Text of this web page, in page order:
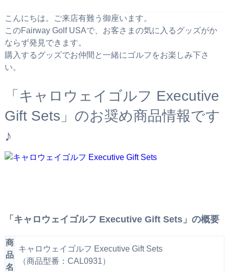
こんにちは。ご来店有難う御座います。
このFairway Golf USAで、お客さまの気に入るグッズがか
ならず発見できます。
購入するグッズでお仲間と一緒にゴルフをお楽しみ下さ
い。
「キャロウェイゴルフ Executive
Gift Sets」のお奨め商品情報です
♪
「キャロウェイゴルフ Executive Gift Sets」の概要
商
品
名
キャロウェイゴルフ Executive Gift Sets
（商品型番：CAL0931）